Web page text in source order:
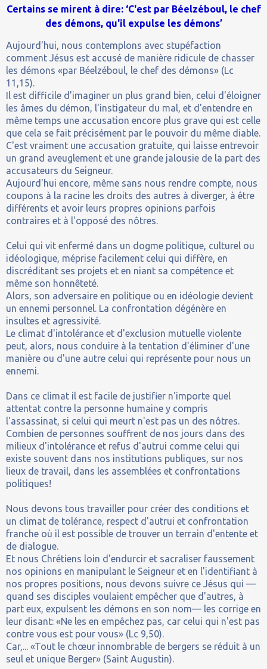
Certains se mirent à dire: ‘C'est par Béelzéboul, le chef
des démons, qu'il expulse les démons’
Aujourd'hui, nous contemplons avec stupéfaction
comment Jésus est accusé de manière ridicule de chasser
les démons «par Béelzéboul, le chef des démons» (Lc
11,15).
Il est difficile d'imaginer un plus grand bien, celui d'éloigner
les âmes du démon, l'instigateur du mal, et d'entendre en
même temps une accusation encore plus grave qui est celle
que cela se fait précisément par le pouvoir du même diable.
C'est vraiment une accusation gratuite, qui laisse entrevoir
un grand aveuglement et une grande jalousie de la part des
accusateurs du Seigneur.
Aujourd'hui encore, même sans nous rendre compte, nous
coupons à la racine les droits des autres à diverger, à être
différents et avoir leurs propres opinions parfois
contraires et à l'opposé des nôtres.
Celui qui vit enfermé dans un dogme politique, culturel ou
idéologique, méprise facilement celui qui diffère, en
discréditant ses projets et en niant sa compétence et
même son honnêteté.
Alors, son adversaire en politique ou en idéologie devient
un ennemi personnel. La confrontation dégénère en
insultes et agressivité.
Le climat d'intolérance et d'exclusion mutuelle violente
peut, alors, nous conduire à la tentation d'éliminer d'une
manière ou d'une autre celui qui représente pour nous un
ennemi.
Dans ce climat il est facile de justifier n'importe quel
attentat contre la personne humaine y compris
l'assassinat, si celui qui meurt n'est pas un des nôtres.
Combien de personnes souffrent de nos jours dans des
milieux d'intolérance et refus d'autrui comme celui qui
existe souvent dans nos institutions publiques, sur nos
lieux de travail, dans les assemblées et confrontations
politiques!
Nous devons tous travailler pour créer des conditions et
un climat de tolérance, respect d'autrui et confrontation
franche où il est possible de trouver un terrain d'entente et
de dialogue.
Et nous Chrétiens loin d'endurcir et sacraliser faussement
nos opinions en manipulant le Seigneur et en l'identifiant à
nos propres positions, nous devons suivre ce Jésus qui —
quand ses disciples voulaient empêcher que d'autres, à
part eux, expulsent les démons en son nom— les corrige en
leur disant: «Ne les en empêchez pas, car celui qui n'est pas
contre vous est pour vous» (Lc 9,50).
Car,... «Tout le chœur innombrable de bergers se réduit à un
seul et unique Berger» (Saint Augustin).